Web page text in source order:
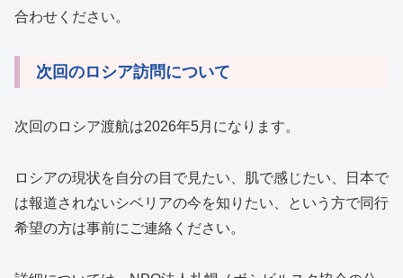
合わせください。
次回のロシア訪問について
次回のロシア渡航は2026年5月になります。
ロシアの現状を自分の目で見たい、肌で感じたい、日本で
は報道されないシベリアの今を知りたい、という方で同行
希望の方は事前にご連絡ください。